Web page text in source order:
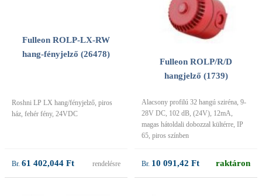
Fulleon ROLP-LX-RW
hang-fényjelző (26478)
Roshni LP LX hang/fényjelző, piros
ház, fehér fény, 24VDC
61 402,044 Ft rendelésre
Fulleon ROLP/R/D
hangjelző (1739)
Alacsony profilú 32 hangú sziréna, 9-
28V DC, 102 dB, (24V), 12mA,
magas hátoldali dobozzal kültérre, IP
65, piros színben
10 091,42 Ft raktáron